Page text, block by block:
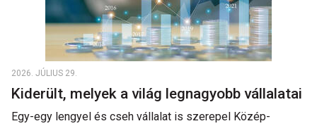
2026. JÚLIUS 29.
Kiderült, melyek a világ legnagyobb vállalatai
Egy-egy lengyel és cseh vállalat is szerepel Közép-